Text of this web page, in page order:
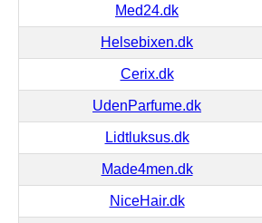
Med24.dk
Helsebixen.dk
Cerix.dk
UdenParfume.dk
Lidtluksus.dk
Made4men.dk
NiceHair.dk